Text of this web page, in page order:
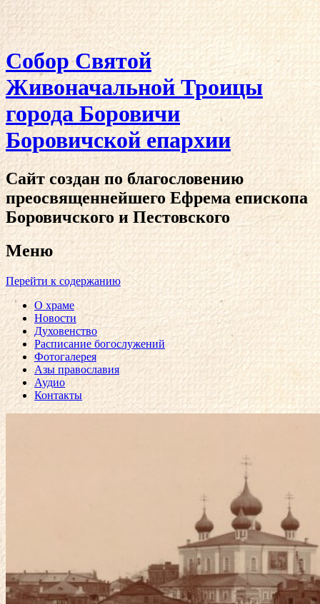
Собор Святой
Живоначальной Троицы
города Боровичи
Боровичской епархии
Сайт создан по благословению
преосвященнейшего Ефрема епископа
Боровичского и Пестовского
Меню
Перейти к содержанию
О храме
Новости
Духовенство
Расписание богослужений
Фотогалерея
Азы православия
Аудио
Контакты